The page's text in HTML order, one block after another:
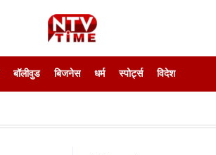
बॉलीवुड बिजनेस धर्म स्पोर्ट्स विदेश